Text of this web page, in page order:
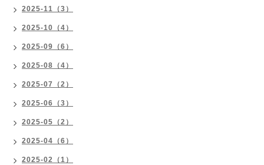
2025-11（3）
2025-10（4）
2025-09（6）
2025-08（4）
2025-07（2）
2025-06（3）
2025-05（2）
2025-04（6）
2025-02（1）